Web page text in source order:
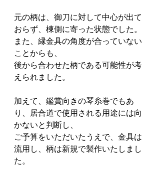
元の柄は、御刀に対して中心が出て
おらず、棟側に寄った状態でした。
また、縁金具の角度が合っていない
ことからも、
後から合わせた柄である可能性が考
えられました。
加えて、鑑賞向きの琴糸巻でもあ
り、居合道で使用される用途には向
かないと判断し、
ご予算をいただいたうえで、金具は
流用し、柄は新規で製作いたしまし
た。